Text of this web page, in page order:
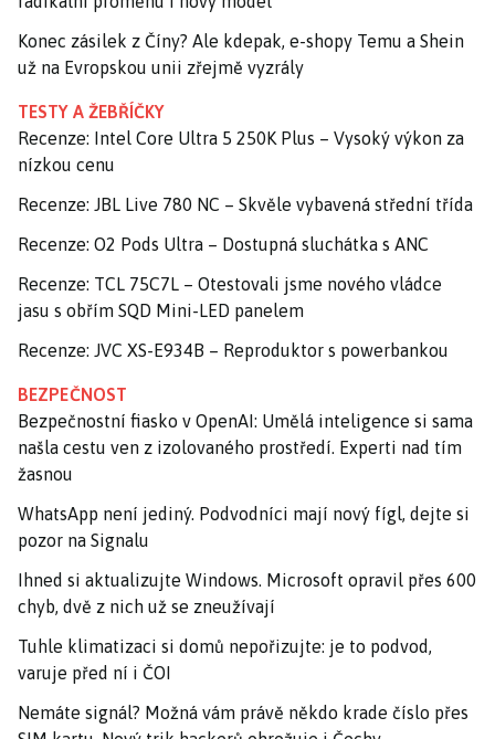
Konec zásilek z Číny? Ale kdepak, e-shopy Temu a Shein
už na Evropskou unii zřejmě vyzrály
TESTY A ŽEBŘÍČKY
Recenze: Intel Core Ultra 5 250K Plus – Vysoký výkon za
nízkou cenu
Recenze: JBL Live 780 NC – Skvěle vybavená střední třída
Recenze: O2 Pods Ultra – Dostupná sluchátka s ANC
Recenze: TCL 75C7L – Otestovali jsme nového vládce
jasu s obřím SQD Mini-LED panelem
Recenze: JVC XS-E934B – Reproduktor s powerbankou
BEZPEČNOST
Bezpečnostní fiasko v OpenAI: Umělá inteligence si sama
našla cestu ven z izolovaného prostředí. Experti nad tím
žasnou
WhatsApp není jediný. Podvodníci mají nový fígl, dejte si
pozor na Signalu
Ihned si aktualizujte Windows. Microsoft opravil přes 600
chyb, dvě z nich už se zneužívají
Tuhle klimatizaci si domů nepořizujte: je to podvod,
varuje před ní i ČOI
Nemáte signál? Možná vám právě někdo krade číslo přes